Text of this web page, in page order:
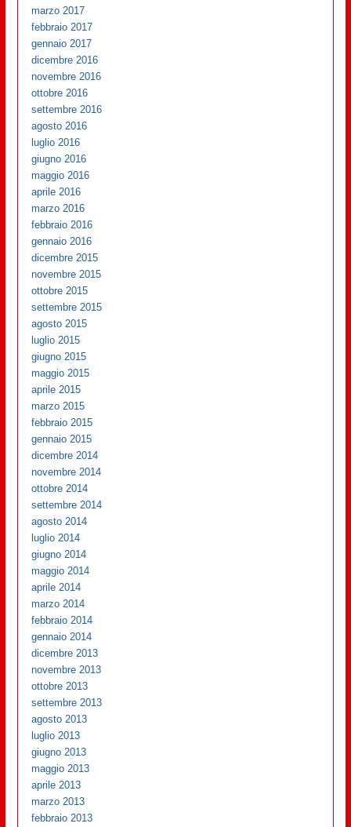
marzo 2017
febbraio 2017
gennaio 2017
dicembre 2016
novembre 2016
ottobre 2016
settembre 2016
agosto 2016
luglio 2016
giugno 2016
maggio 2016
aprile 2016
marzo 2016
febbraio 2016
gennaio 2016
dicembre 2015
novembre 2015
ottobre 2015
settembre 2015
agosto 2015
luglio 2015
giugno 2015
maggio 2015
aprile 2015
marzo 2015
febbraio 2015
gennaio 2015
dicembre 2014
novembre 2014
ottobre 2014
settembre 2014
agosto 2014
luglio 2014
giugno 2014
maggio 2014
aprile 2014
marzo 2014
febbraio 2014
gennaio 2014
dicembre 2013
novembre 2013
ottobre 2013
settembre 2013
agosto 2013
luglio 2013
giugno 2013
maggio 2013
aprile 2013
marzo 2013
febbraio 2013